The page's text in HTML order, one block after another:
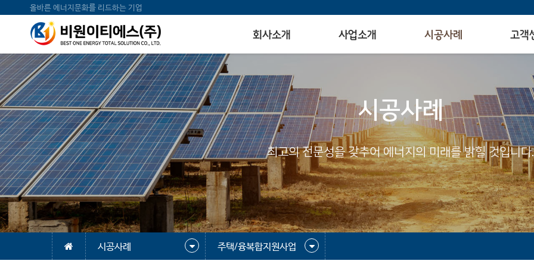
올바른 에너지문화를 리드하는 기업
회사소개 사업소개 시공사례 고객
시공사례
최고의 전문성을 갖추어 에너지의 미래를 밝힐 것입니다.
시공사례 주택/융복합지원사업